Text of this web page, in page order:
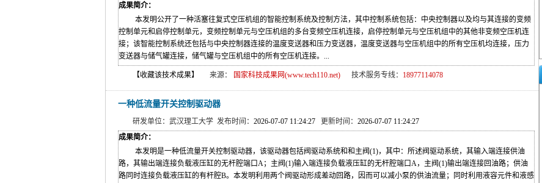
成果简介：
本发明公开了一种活塞往复式空压机组的智能控制系统及控制方法，其中控制系统包括：中央控制器以及均与其连接的变频
控制单元和启停控制单元，变频控制单元与空压机组的多台变频空压机连接，启停控制单元与空压机组中的其他非变频空压机连
接；该智能控制系统还包括与中央控制器连接的温度变送器和压力变送器，温度变送器与空压机组中的所有空压机均连接，压力
变送器与储气罐连接，储气罐与空压机组中的所有空压机连接。...
【收藏该技术成果】 来源： 国家科技成果网(www.tech110.net) 技术服务专线： 18977114078
一种低流量开关控制驱动器
研发单位：武汉理工大学 发布时间： 2026-07-07 11:24:27 更新时间： 2026-07-07 11:24:27
成果简介：
本发明是一种低流量开关控制驱动器，该驱动器包括阀驱动系统和和主阀(1)，其中：所述阀驱动系统，其输入端连接供油
路，其输出端连接负载液压缸的无杆腔端口A；主阀(1)输入端连接负载液压缸的无杆腔端口A，主阀(1)输出端连接回油路；供油
路同时连接负载液压缸的有杆腔B。本发明利用两个阀驱动形成差动回路，因而可以减小泵的供油流量；同时利用液容元件和液感